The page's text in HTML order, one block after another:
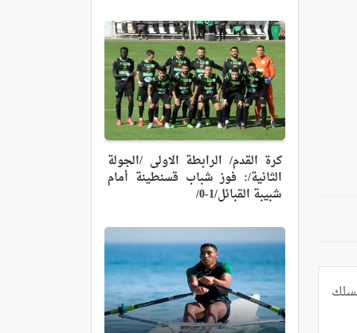
كرة القدم/ الرابطة الاولى /الجولة
الثانية/: فوز شباب قسنطينة أمام
شبيبة القبائل/1-0/